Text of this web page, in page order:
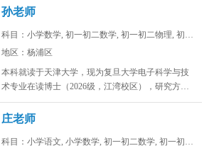
孙老师
科目：小学数学, 初一初二数学, 初一初二物理, 初一...
地区：杨浦区
本科就读于天津大学，现为复旦大学电子科学与技
术专业在读博士（2026级，江湾校区），研究方向
为激光通信。时间充裕，工作日...
庄老师
科目：小学语文, 小学数学, 初一初二数学, 初一初二...